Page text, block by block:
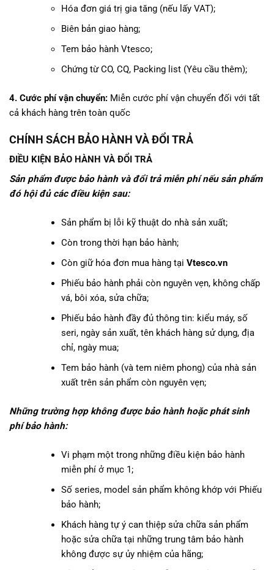
Hóa đơn giá trị gia tăng (nếu lấy VAT);
Biên bản giao hàng;
Tem bảo hành Vtesco;
Chứng từ CO, CQ, Packing list (Yêu cầu thêm);
4. Cước phí vận chuyển: Miễn cước phí vận chuyển đối với tất
cả khách hàng trên toàn quốc
CHÍNH SÁCH BẢO HÀNH VÀ ĐỔI TRẢ
ĐIỀU KIỆN BẢO HÀNH VÀ ĐỔI TRẢ
Sản phẩm được bảo hành và đổi trả miễn phí nếu sản phẩm
đó hội đủ các điều kiện sau:
Sản phẩm bị lỗi kỹ thuật do nhà sản xuất;
Còn trong thời hạn bảo hành;
Còn giữ hóa đơn mua hàng tạiVtesco.vn
Phiếu bảo hành phải còn nguyên vẹn, không chấp
vá, bôi xóa, sửa chữa;
Phiếu bảo hành đầy đủ thông tin: kiểu máy, số
seri, ngày sản xuất, tên khách hàng sử dụng, địa
chỉ, ngày mua;
Tem bảo hành (và tem niêm phong) của nhà sản
xuất trên sản phẩm còn nguyên vẹn;
Những trường hợp không được bảo hành hoặc phát sinh
phí bảo hành:
Vi phạm một trong những điều kiện bảo hành
miễn phí ở mục 1;
Số series, model sản phẩm không khớp với Phiếu
bảo hành;
Khách hàng tự ý can thiệp sửa chữa sản phẩm
hoặc sửa chữa tại những trung tâm bảo hành
không được sự ủy nhiệm của hãng;